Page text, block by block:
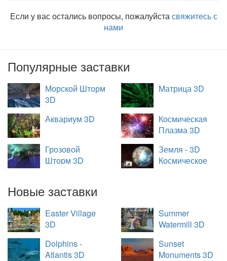
Если у вас остались вопросы, пожалуйстасвяжитесь с
нами
Популярные заставки
Морской Шторм
3D
Матрица 3D
Аквариум 3D
Космическая
Плазма 3D
Грозовой
Шторм 3D
Земля - 3D
Космическое
Новые заставки
Easter Village
3D
Summer
Watermill 3D
Dolphins -
Atlantis 3D
Sunset
Monuments 3D